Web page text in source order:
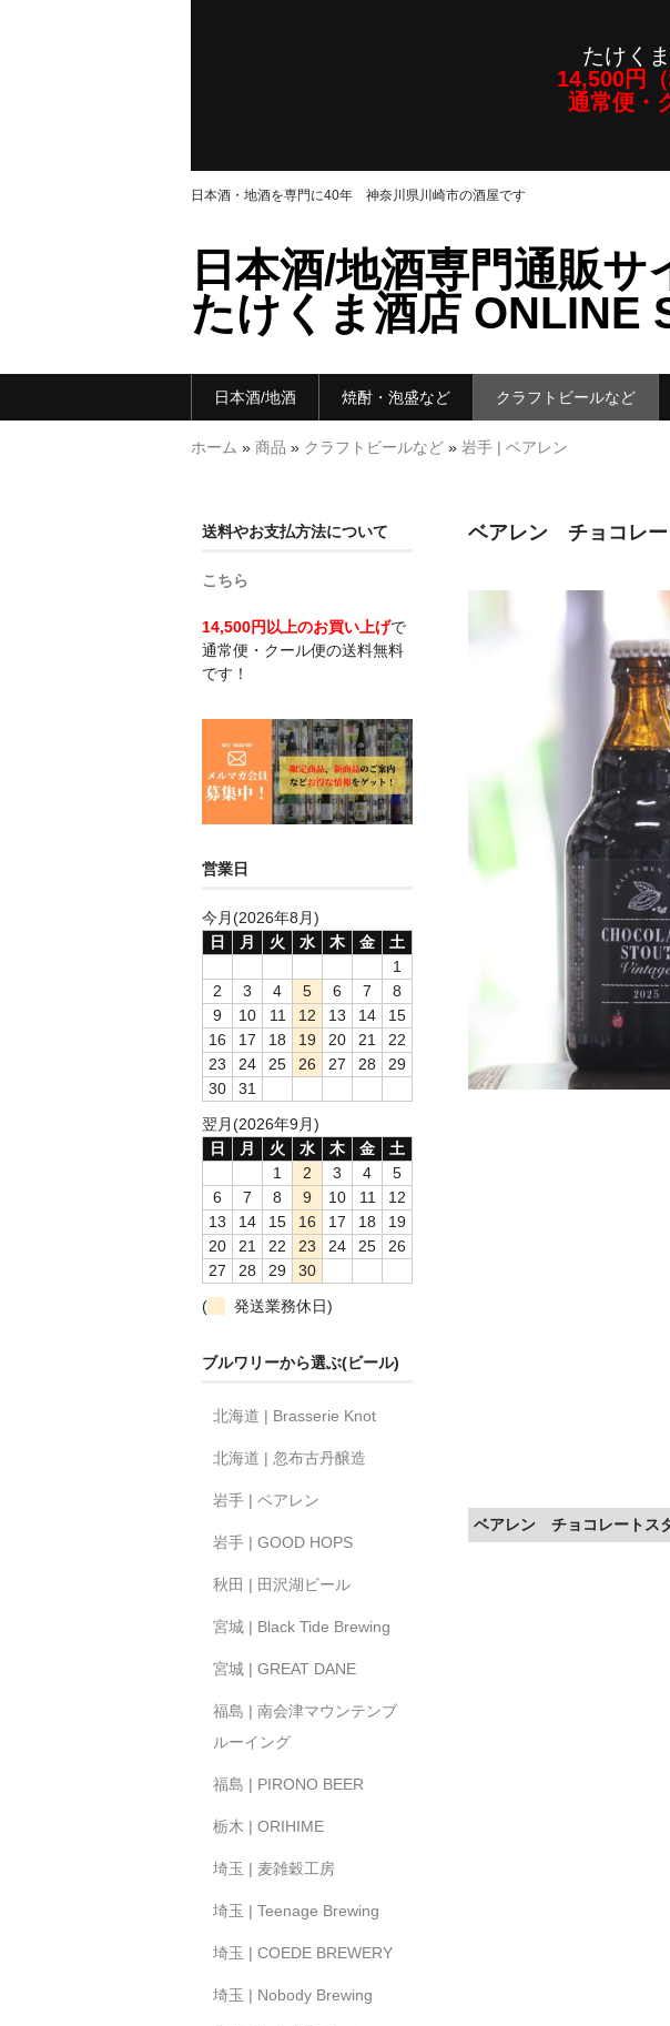
たけく
14,500円
通常便・
日本酒・地酒を専門に40年 神奈川県川崎市の酒屋です
日本酒/地酒専門通販サ
たけくま酒店 ONLINE
日本酒/地酒 焼酎・泡盛など クラフトビールなど
ホーム » 商品 » クラフトビールなど » 岩手 | ベアレン
ベアレン チョコレ
ベアレン チョコレートス
送料やお支払方法について
こちら
14,500円以上のお買い上げで
通常便・クール便の送料無料
です！
営業日
今月(2026年8月)
日
月 火 水 木 金
土
1
2
3 4 5 6 7
8
9
10 11 12 13 14
15
16
17 18 19 20 21
22
23
24 25 26 27 28
29
30
31
翌月(2026年9月)
日
月 火 水 木 金
土
1
2 3 4
5
6
7 8 9 10 11
12
13
14 15 16 17 18
19
20
21 22 23 24 25
26
27
28 29
30
(
発送業務休日)
ブルワリーから選ぶ(ビール)
北海道 | Brasserie Knot
北海道 | 忽布古丹醸造
岩手 | ベアレン
岩手 | GOOD HOPS
秋田 | 田沢湖ビール
宮城 | Black Tide Brewing
宮城 | GREAT DANE
福島 | 南会津マウンテンブ
ルーイング
福島 | PIRONO BEER
栃木 | ORIHIME
埼玉 | 麦雑穀工房
埼玉 | Teenage Brewing
埼玉 | COEDE BREWERY
埼玉 | Nobody Brewing